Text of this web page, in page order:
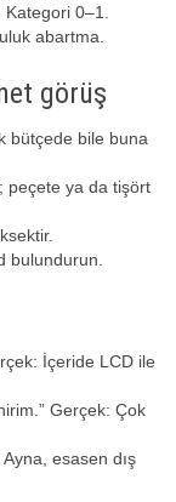
0–1.
abartma.
görüş
bütçede bile buna
peçete ya da tişört
bulundurun.
İçeride LCD ile
Gerçek: Çok
Ayna, esasen dış